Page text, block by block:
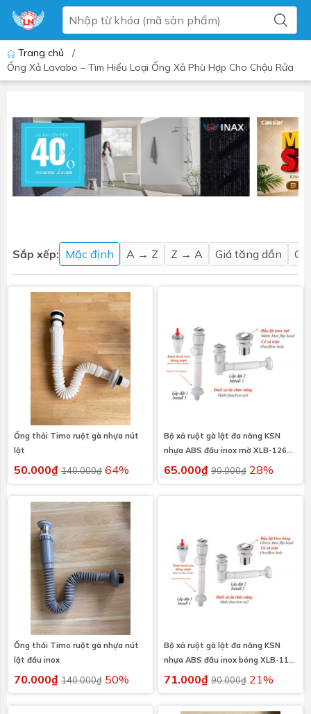
Trang chủ
/
Ống Xả Lavabo – Tìm Hiểu Loại Ống Xả Phù Hợp Cho Chậu Rửa
Sắp xếp: Mặc định A → Z Z → A Giá tăng dần
Ống thải Timo ruột gà nhựa nút
lật
50.000₫ 140.000₫ 64%
Bộ xả ruột gà lật đa năng KSN
nhựa ABS đầu inox mờ XLB-126
có xả tràn
65.000₫ 90.000₫ 28%
Ống thải Timo ruột gà nhựa nút
lật đầu inox
70.000₫ 140.000₫ 50%
Bộ xả ruột gà lật đa năng KSN
nhựa ABS đầu inox bóng XLB-116
có xả tràn
71.000₫ 90.000₫ 21%